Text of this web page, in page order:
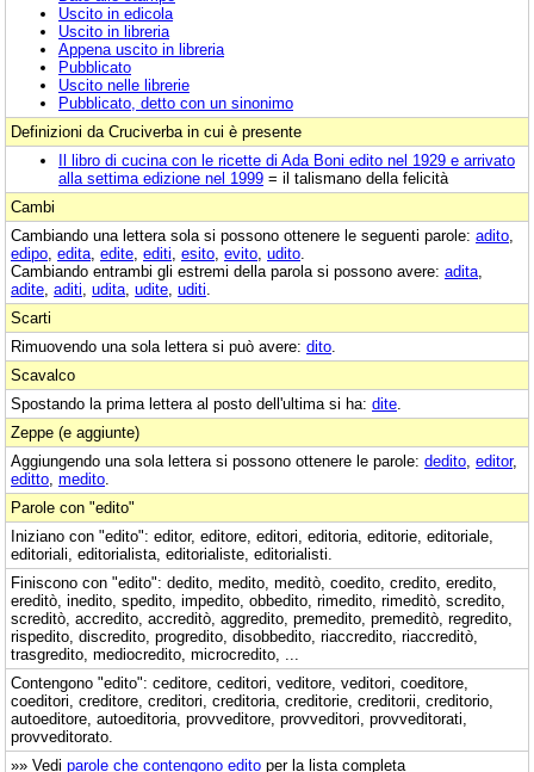
Uscito in edicola
Uscito in libreria
Appena uscito in libreria
Pubblicato
Uscito nelle librerie
Pubblicato, detto con un sinonimo
Definizioni da Cruciverba in cui è presente
Il libro di cucina con le ricette di Ada Boni edito nel 1929 e arrivato
alla settima edizione nel 1999 = il talismano della felicità
Cambi
Cambiando una lettera sola si possono ottenere le seguenti parole: adito
edipo edita edite editi esito evito udito
Cambiando entrambi gli estremi della parola si possono avere: adita
adite aditi udita udite uditi
Scarti
Rimuovendo una sola lettera si può avere: dito
Scavalco
Spostando la prima lettera al posto dell'ultima si ha: dite
Zeppe (e aggiunte)
Aggiungendo una sola lettera si possono ottenere le parole: dedito editor,
editto medito
Parole con "edito"
Iniziano con "edito": editor, editore, editori, editoria, editorie, editoriale,
editoriali, editorialista, editorialiste, editorialisti.
Finiscono con "edito": dedito, medito, meditò, coedito, credito, eredito,
ereditò, inedito, spedito, impedito, obbedito, rimedito, rimeditò, scredito,
screditò, accredito, accreditò, aggredito, premedito, premeditò, regredito,
rispedito, discredito, progredito, disobbedito, riaccredito, riaccreditò,
trasgredito, mediocredito, microcredito, ...
Contengono "edito": ceditore, ceditori, veditore, veditori, coeditore,
coeditori, creditore, creditori, creditoria, creditorie, creditorii, creditorio,
autoeditore, autoeditoria, provveditore, provveditori, provveditorati,
provveditorato.
»» Vedi parole che contengono edito per la lista completa